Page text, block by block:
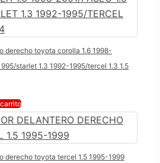
derecho toyota corolla 1.6 1998-
starlet 1.3 1992-1995/tercel 1.3 1.5
derecho toyota tercel 1.5 1995-1999